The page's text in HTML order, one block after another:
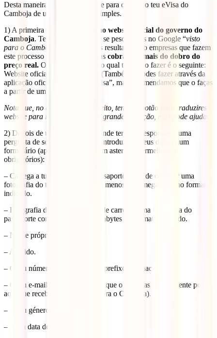
Desta maneira, vamos orientar-te para obteres o teu eVisa do
Camboja de uma forma muito simples.
1) A primeira coisa a fazer é
ir ao website oficial do governo do
Camboja. Tem cuidado porque se pesquisares no Google “visto
para o Camboja
“, a maioria dos resultados são empresas que fazem
este processo simples para ti, mas cobram-te mais do dobro do
preço real. O website a partir do qual tens de o fazer é o seguinte:
Website oficial
(Também o podes fazer através da
aplicação oficial “Cambodia eVisa”, mas recomendamos que o faças
a partir de um computador).
Nota que, no canto superior direito, tens um botão para traduzires o
website para inglês. Não é uma grande tradução, mas pode ajudar.
2) Depois de um primeiro ecrã onde terás de responder a uma
pergunta de segurança, terás de introduzir os teus dados num
formulário (apenas os que têm um asterisco vermelho são
obrigatórios):
– Carrega a tua fotografia do passaporte: terás de carregar uma
fotografia do teu passaporte com menos de 2 megabytes no formato
indicado.
– Fotografia do passaporte: terá de carregar uma fotografia do
passaporte com menos de 2 megabytes no formato indicado.
– Nome próprio.
– Apelido.
– O teu número de telefone com prefixo internacional.
– O teu e-mail (muito importante que o escrevas corretamente pois é
aqui que receberás o teu eVisa para o Camboja).
– O teu género.
– A tua data de nascimento.